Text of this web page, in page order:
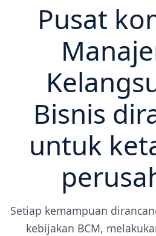
Pusat
Bisnis
untuk
Setiap kemampuan
kebijakan BCM,